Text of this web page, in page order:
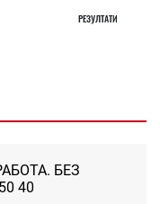
РЕЗУЛТАТИ
БЕЗ
40